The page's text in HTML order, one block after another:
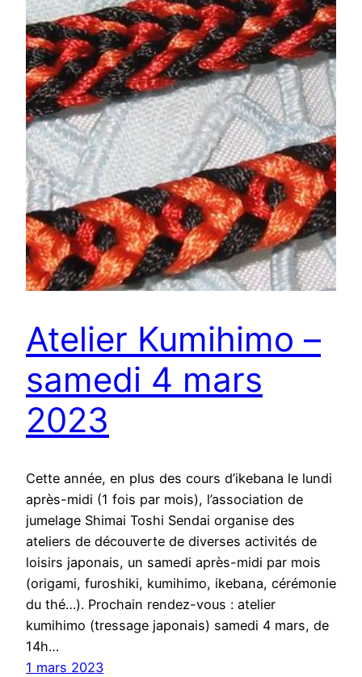
Atelier Kumihimo –
samedi 4 mars
2023
Cette année, en plus des cours d’ikebana le lundi
après-midi (1 fois par mois), l’association de
jumelage Shimai Toshi Sendai organise des
ateliers de découverte de diverses activités de
loisirs japonais, un samedi après-midi par mois
(origami, furoshiki, kumihimo, ikebana, cérémonie
du thé…). Prochain rendez-vous : atelier
kumihimo (tressage japonais) samedi 4 mars, de
14h…
1 mars 2023